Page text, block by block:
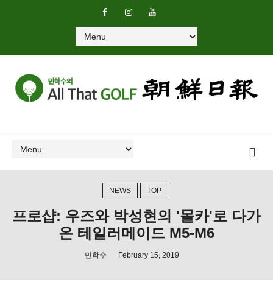
NEWS TOP
프로샵: 우즈와 박성현의 '몰카'로 다가
온 테일러메이드 M5-M6
민학수 February 15, 2019